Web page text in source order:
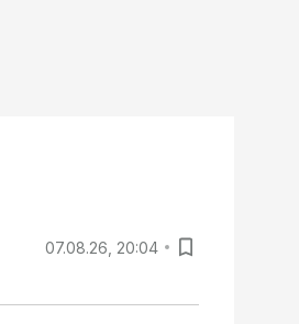
07.08.26, 20:04